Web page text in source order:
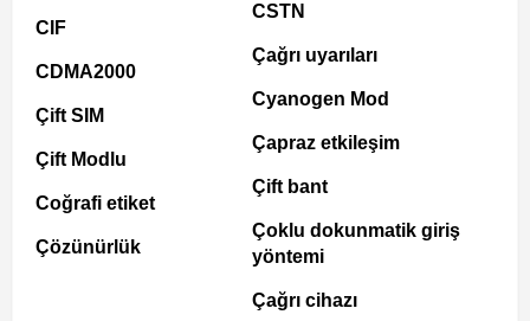
CIF
CDMA2000
Çift SIM
Çift Modlu
Coğrafi etiket
Çözünürlük
CSTN
Çağrı uyarıları
Cyanogen Mod
Çapraz etkileşim
Çift bant
Çoklu dokunmatik giriş
yöntemi
Çağrı cihazı